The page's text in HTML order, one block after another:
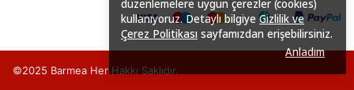
düzenlemelere uygun çerezler (cookies)
kullanıyoruz. Detaylı bilgiyeGizlilik ve
Çerez Politikası sayfamızdan erişebilirsiniz.
Anladım
©2025 Barmea Her Hakkı Saklıdır.